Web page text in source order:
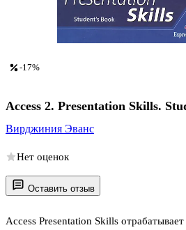
Оставить отзыв
Access Presentation Skills
-17%
Access 2. Presentation Skills.
Вирджиния Эванс
Нет оценок